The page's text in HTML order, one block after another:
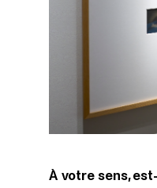
À votre sens,